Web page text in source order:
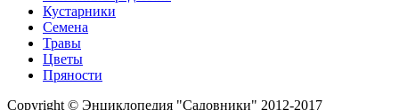
Кустарники
Семена
Травы
Цветы
Пряности
Copyright © Энциклопедия "Садовники" 2012-2017